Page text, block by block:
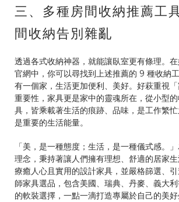
三、多種房間收納推薦工
間收納告別雜亂
透過各式收納神器，就能讓臥室更有條理。
官網中，你可以尋找到上述推薦的 9 種收納
有一個家，生活更加便利、美好。好萩重視
重要性，家具更是家中的靈魂所在，從小型
具，皆乘載著生活的痕跡、品味，是工作繁
是重要的生活能量。
「美，是一種態度；生活，是一種儀式感。
理念，秉持著讓人們擁有理想、舒適的居家
療癒人心且實用的設計家具，並嚴格篩選、
師家具選品，包含美國、瑞典、丹麥、義大
的軟裝選擇，一點一滴打造專屬於自己的美好